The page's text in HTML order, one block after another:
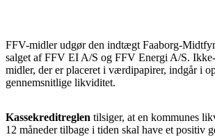
FFV-midler udgør den indtægt Faaborg-
salget af FFV EI A/S og FFV Energi A/S.
midler, der er placeret i værdipapirer, indgår i
gennemsnitlige likviditet.
Kassekreditreglen tilsiger, at en kommunes
12 måneder tilbage i tiden skal have et positiv